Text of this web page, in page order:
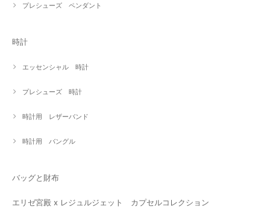
プレシューズ ペンダント
時計
エッセンシャル 時計
プレシューズ 時計
時計用 レザーバンド
時計用 バングル
バッグと財布
エリゼ宮殿 x レジュルジェット カプセルコレクション